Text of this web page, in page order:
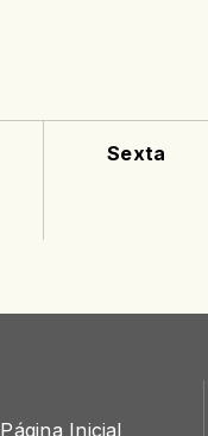
Sexta
Página Inicial